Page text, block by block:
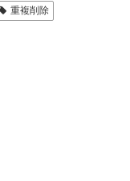
重複削除